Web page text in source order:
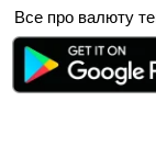
Все про валюту